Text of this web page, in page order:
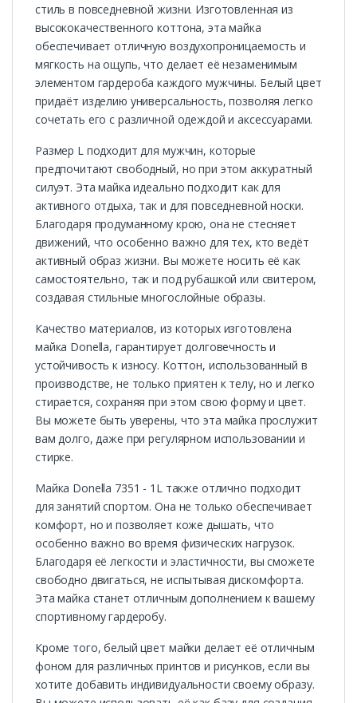
стиль в повседневной жизни. Изготовленная из
высококачественного коттона, эта майка
обеспечивает отличную воздухопроницаемость и
мягкость на ощупь, что делает её незаменимым
элементом гардероба каждого мужчины. Белый цвет
придаёт изделию универсальность, позволяя легко
сочетать его с различной одеждой и аксессуарами.
Размер L подходит для мужчин, которые
предпочитают свободный, но при этом аккуратный
силуэт. Эта майка идеально подходит как для
активного отдыха, так и для повседневной носки.
Благодаря продуманному крою, она не стесняет
движений, что особенно важно для тех, кто ведёт
активный образ жизни. Вы можете носить её как
самостоятельно, так и под рубашкой или свитером,
создавая стильные многослойные образы.
Качество материалов, из которых изготовлена
майка Donella, гарантирует долговечность и
устойчивость к износу. Коттон, использованный в
производстве, не только приятен к телу, но и легко
стирается, сохраняя при этом свою форму и цвет.
Вы можете быть уверены, что эта майка прослужит
вам долго, даже при регулярном использовании и
стирке.
Майка Donella 7351 - 1L также отлично подходит
для занятий спортом. Она не только обеспечивает
комфорт, но и позволяет коже дышать, что
особенно важно во время физических нагрузок.
Благодаря её легкости и эластичности, вы сможете
свободно двигаться, не испытывая дискомфорта.
Эта майка станет отличным дополнением к вашему
спортивному гардеробу.
Кроме того, белый цвет майки делает её отличным
фоном для различных принтов и рисунков, если вы
хотите добавить индивидуальности своему образу.